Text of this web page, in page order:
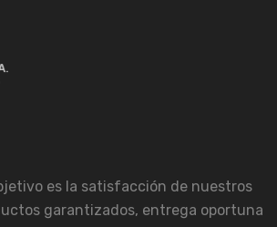
es la satisfacción de nuestros
garantizados, entrega oportuna